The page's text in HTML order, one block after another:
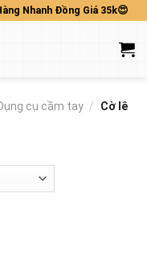
Nhanh Đồng Giá 35k😍
cụ cầm tay / Cờ lê